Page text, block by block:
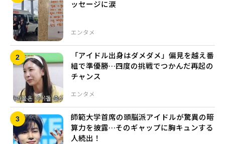
エンタメ
ッセージに涙
エンタメ
「アイドル出身はダメダメ」偏見を越え番
組で準優勝…四度の挑戦でつかんだ再起の
チャンス
師範大学首席の頭脳派アイドルが驚異の暗
算力を披露…そのギャップに胸キュンする
人続出！